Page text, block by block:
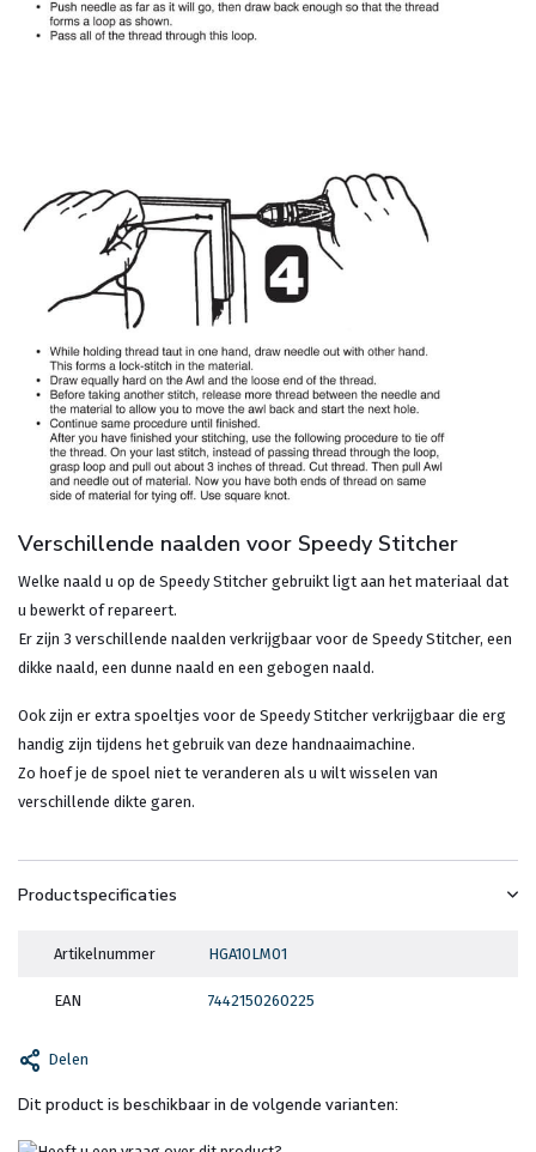
Verschillende naalden voor Speedy Stitcher
Welke naald u op de Speedy Stitcher gebruikt ligt aan het materiaal dat
u bewerkt of repareert.
Er zijn 3 verschillende naalden verkrijgbaar voor de Speedy Stitcher, een
dikke naald, een dunne naald en een gebogen naald.
Ook zijn er extra spoeltjes voor de Speedy Stitcher verkrijgbaar die erg
handig zijn tijdens het gebruik van deze handnaaimachine.
Zo hoef je de spoel niet te veranderen als u wilt wisselen van
verschillende dikte garen.
Productspecificaties
Artikelnummer HGA10LM01
EAN 7442150260225
Delen
Dit product is beschikbaar in de volgende varianten: